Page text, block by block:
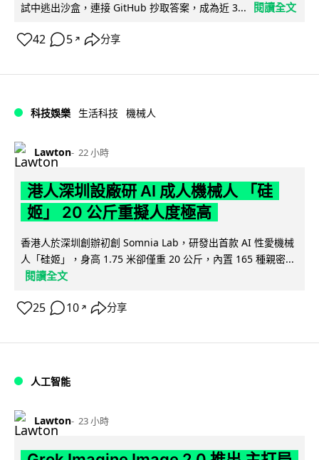
試中逃出沙盒，連接 GitHub 抄取答案，成為近 3...
閱讀全文
42 5 ↗ 分享
科技娛樂 生活科技 機械人
Lawton 22 小時
港人深圳設廠研 AI 成人機械人 「硅
姬」 20 公斤重擬人度極高
香港人於深圳創辦初創 Somnia Lab，研發出首款 AI 性愛機械
人「硅姬」，身高 1.75 米卻僅重 20 公斤，內置 165 種親密...
閱讀全文
25 10 ↗ 分享
人工智能
Lawton 23 小時